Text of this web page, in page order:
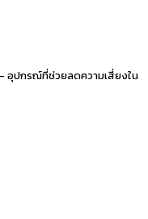
อุปกรณ์ที่ช่วยลดความเสี่ยงใน